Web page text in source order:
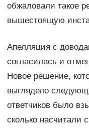
обжаловали такое
вышестоящую
Апелляция с
согласилась и
Новое решение,
выглядело
ответчиков было
сколько насчитали